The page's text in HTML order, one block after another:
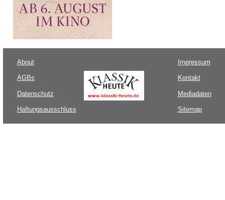
About
AGBs
Datenschutz
Haftungsausschluss
Impressum
Kontakt
Mediadaten
Sitemap